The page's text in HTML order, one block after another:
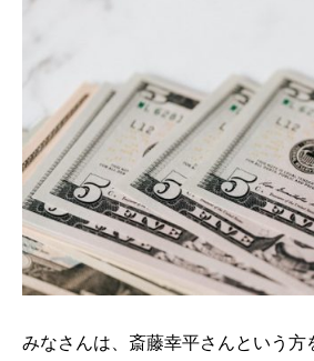
みなさんは、斎藤幸平さんという方